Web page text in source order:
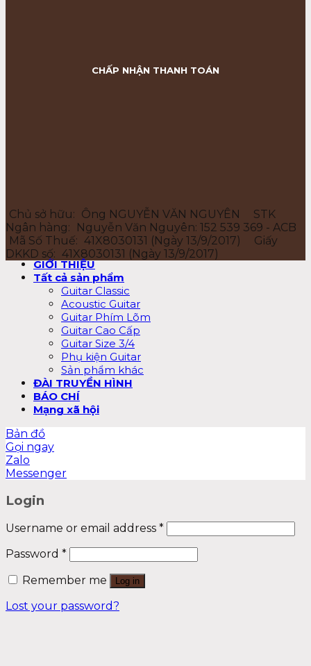
CHẤP NHẬN THANH TOÁN
Chủ sở hữu: Ông NGUYỄN VĂN NGUYÊN
STK
Ngân hàng:
Nguyễn Văn Nguyên: 152 539 369 - ACB
Mã Số Thuế: 41X8030131 (Ngày 13/9/2017)
Giấy
DKKD số: 41X8030131 (Ngày 13/9/2017)
GIỚI THIỆU
Tất cả sản phẩm
Guitar Classic
Acoustic Guitar
Guitar Phím Lõm
Guitar Cao Cấp
Guitar Size 3/4
Phụ kiện Guitar
Sản phẩm khác
ĐÀI TRUYỀN HÌNH
BÁO CHÍ
Mạng xã hội
Bản đồ
Gọi ngay
Zalo
Messenger
Login
Username or email address *
Password *
Remember me
Log in
Lost your password?